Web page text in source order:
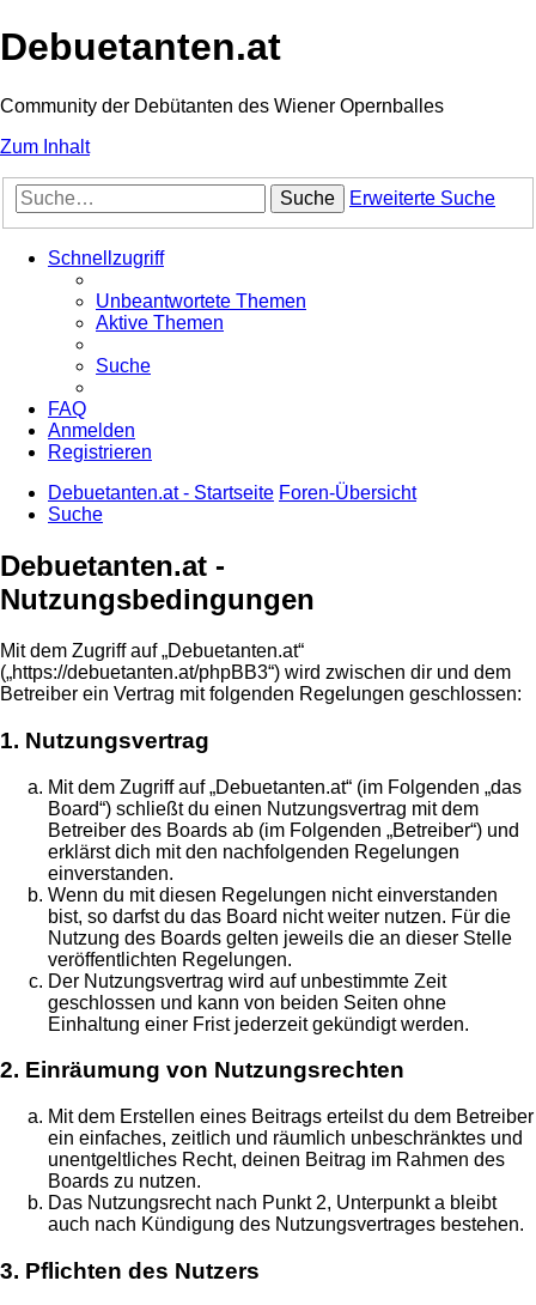
Debuetanten.at
Community der Debütanten des Wiener Opernballes
Zum Inhalt
Suche Erweiterte Suche
Schnellzugriff
Unbeantwortete Themen
Aktive Themen
Suche
FAQ
Anmelden
Registrieren
Debuetanten.at - Startseite Foren-Übersicht
Suche
Debuetanten.at -
Nutzungsbedingungen
Mit dem Zugriff auf „Debuetanten.at“
(„https://debuetanten.at/phpBB3“) wird zwischen dir und dem
Betreiber ein Vertrag mit folgenden Regelungen geschlossen:
1. Nutzungsvertrag
Mit dem Zugriff auf „Debuetanten.at“ (im Folgenden „das
Board“) schließt du einen Nutzungsvertrag mit dem
Betreiber des Boards ab (im Folgenden „Betreiber“) und
erklärst dich mit den nachfolgenden Regelungen
einverstanden.
Wenn du mit diesen Regelungen nicht einverstanden
bist, so darfst du das Board nicht weiter nutzen. Für die
Nutzung des Boards gelten jeweils die an dieser Stelle
veröffentlichten Regelungen.
Der Nutzungsvertrag wird auf unbestimmte Zeit
geschlossen und kann von beiden Seiten ohne
Einhaltung einer Frist jederzeit gekündigt werden.
2. Einräumung von Nutzungsrechten
Mit dem Erstellen eines Beitrags erteilst du dem Betreiber
ein einfaches, zeitlich und räumlich unbeschränktes und
unentgeltliches Recht, deinen Beitrag im Rahmen des
Boards zu nutzen.
Das Nutzungsrecht nach Punkt 2, Unterpunkt a bleibt
auch nach Kündigung des Nutzungsvertrages bestehen.
3. Pflichten des Nutzers